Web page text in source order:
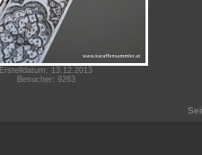
Erstelldatum: 13.12.2013
Besucher: 9263